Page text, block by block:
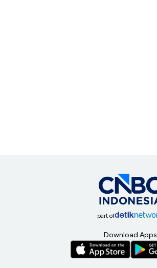
part of
Download Apps